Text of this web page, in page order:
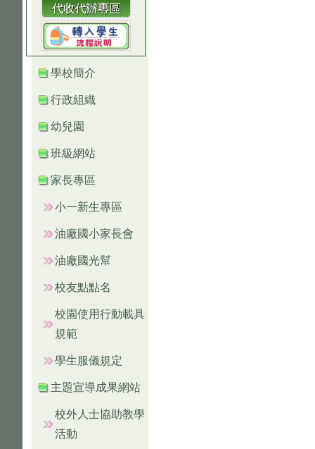
學校簡介
行政組織
幼兒園
班級網站
家長專區
小一新生專區
油廠國小家長會
油廠國光幫
校友點點名
校園使用行動載具
規範
學生服儀規定
主題宣導成果網站
校外人士協助教學
活動